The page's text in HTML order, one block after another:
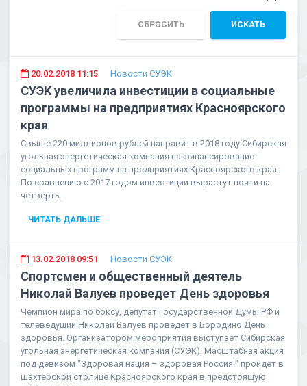
СБРОСИТЬ ИСКАТЬ
20.02.2018 11:15 Новости СУЭК
СУЭК увеличила инвестиции в социальные
программы на предприятиях Красноярского
края
Свыше 220 миллионов рублей направит в 2018 году Сибирская
угольная энергетическая компания на финансирование
социальных программ на предприятиях Красноярского края.
По сравнению с 2017 годом инвестиции вырастут почти на
четверть.
ЧИТАТЬ ДАЛЬШЕ
13.02.2018 09:51 Новости СУЭК
Спортсмен и общественный деятель
Николай Валуев проведет День здоровья
Чемпион мира по боксу, депутат Государственной Думы РФ и
телеведущий Николай Валуев проведет в Бородино День
здоровья. Организатором мероприятия выступает Сибирская
угольная энергетическая компания (СУЭК). Масштабная акция
под девизом "Здоровая нация – здоровая Россия!" пройдет в
шахтерской столице Красноярского края в предстоящую